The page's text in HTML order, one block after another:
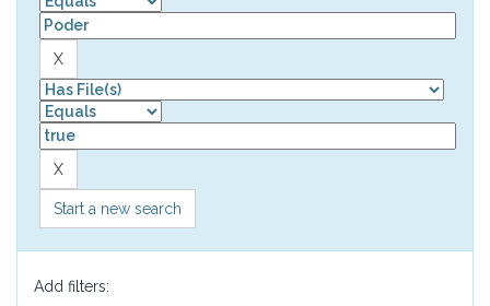
Start a new search
Add filters: